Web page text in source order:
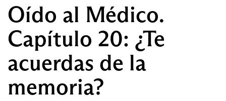
Oído al Médico.
Capítulo 20: ¿Te
acuerdas de la
memoria?